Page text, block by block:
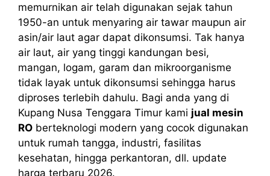
memurnikan air telah digunakan sejak tahun
1950-an untuk menyaring air tawar maupun air
asin/air laut agar dapat dikonsumsi. Tak hanya
air laut, air yang tinggi kandungan besi,
mangan, logam, garam dan mikroorganisme
tidak layak untuk dikonsumsi sehingga harus
diproses terlebih dahulu. Bagi anda yang di
Kupang Nusa Tenggara Timur kami jual mesin
RO berteknologi modern yang cocok digunakan
untuk rumah tangga, industri, fasilitas
kesehatan, hingga perkantoran, dll. update
harga terbaru 2026.